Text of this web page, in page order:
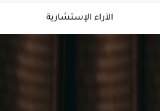
الآراء الإستشارية